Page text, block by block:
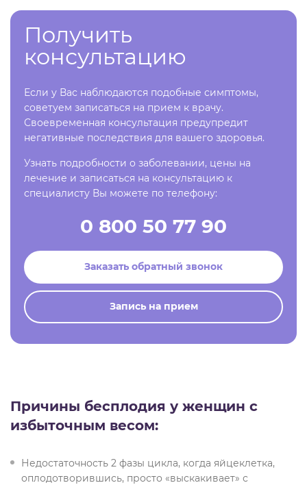
Получить
консультацию
Если у Вас наблюдаются подобные симптомы,
советуем записаться на прием к врачу.
Своевременная консультация предупредит
негативные последствия для вашего здоровья.
Узнать подробности о заболевании, цены на
лечение и записаться на консультацию к
специалисту Вы можете по телефону:
0 800 50 77 90
Заказать обратный звонок
Запись на прием
Причины бесплодия у женщин с
избыточным весом:
Недостаточность 2 фазы цикла, когда яйцеклетка,
оплодотворившись, просто «выскакивает» с